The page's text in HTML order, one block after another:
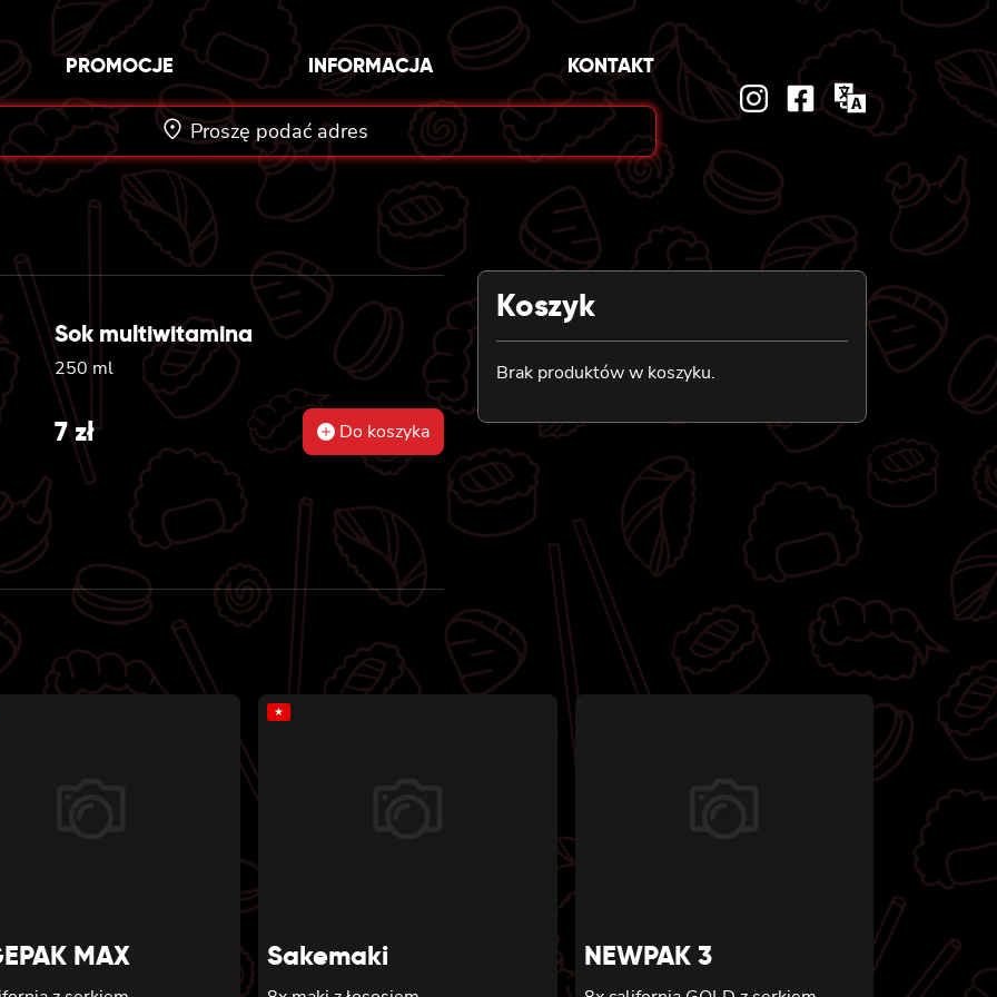
PROMOCJE INFORMACJA KONTAKT
Proszę podać adres
Sok multiwitamina
250 ml
7zł Do koszyka
Koszyk
Brak produktów w koszyku.
MAX
★
Sakemaki NEWPAK 3